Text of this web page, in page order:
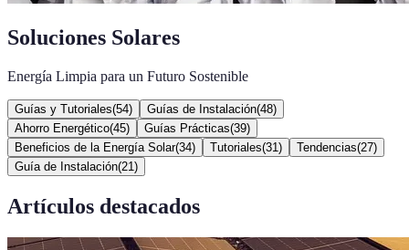
Soluciones Solares
Energía Limpia para un Futuro Sostenible
Guías y Tutoriales(54) Guías de Instalación(48)
Ahorro Energético(45) Guías Prácticas(39)
Beneficios de la Energía Solar(34) Tutoriales(31 ) Tendencias(27)
Guía de Instalación(21 )
Artículos destacados